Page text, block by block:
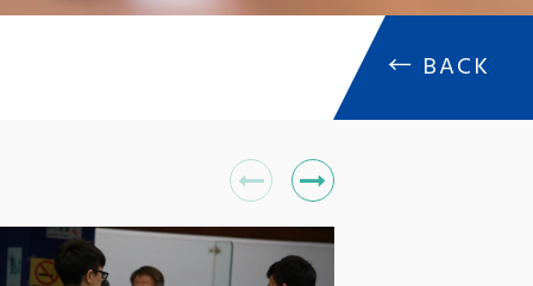
← BACK